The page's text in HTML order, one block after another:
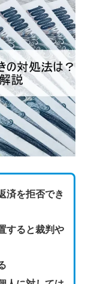
済を拒否でき
すると裁判や